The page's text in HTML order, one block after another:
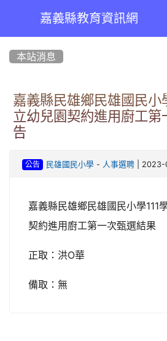
嘉義縣教育資訊網
本站消息
嘉義縣民雄鄉民雄國民小
立幼兒園契約進用廚工第
告
公告 民雄國民小學- 人事選聘| 2023-
嘉義縣民雄鄉民雄國民小學111
契約進用廚工第一次甄選結果
正取：洪O華
備取：無